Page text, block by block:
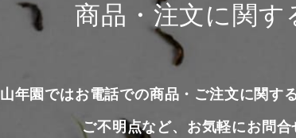
商品・注文に関す
山年園ではお電話での商品・ご注文に関す
ご不明点など、お気軽にお問合